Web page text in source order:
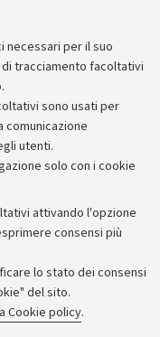
necessari per il suo
tracciamento facoltativi
sono usati per
comunicazione
utenti.
solo con i cookie
attivando l'opzione
consensi più
lo stato dei consensi
del sito.
Cookie policy.